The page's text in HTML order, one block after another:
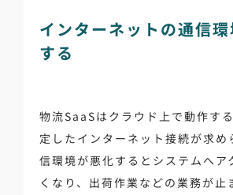
インターネットの通信
する
物流SaaSはクラウド上で動作す
定したインターネット接続が求め
信環境が悪化するとシステムへア
くなり、出荷作業などの業務が止